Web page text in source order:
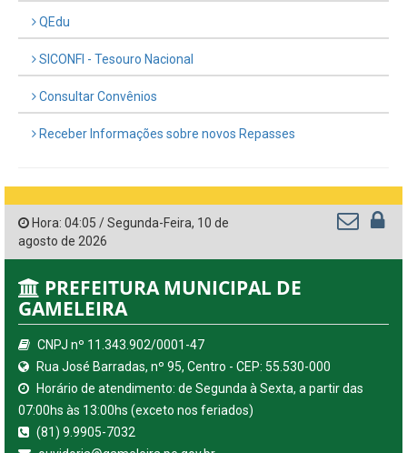
QEdu
SICONFI - Tesouro Nacional
Consultar Convênios
Receber Informações sobre novos Repasses
Hora: 04:05 /Segunda-Feira, 10 de
agosto de 2026
PREFEITURA MUNICIPAL DE
GAMELEIRA
CNPJ nº 11.343.902/0001-47
Rua José Barradas, nº 95, Centro - CEP: 55.530-000
Horário de atendimento: de Segunda à Sexta, a partir das
07:00hs às 13:00hs (exceto nos feriados)
(81) 9.9905-7032